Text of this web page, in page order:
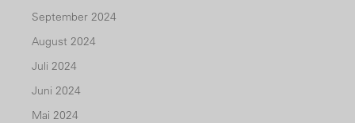
September 2024
August 2024
Juli 2024
Juni 2024
Mai 2024